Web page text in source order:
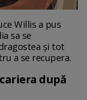
Willis a pus
sa se
și tot
a se recupera.
după